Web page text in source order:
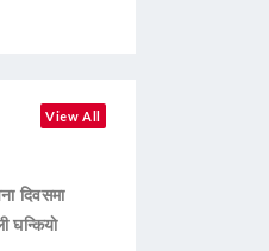
View All
दिवसमा
घन्कियाे